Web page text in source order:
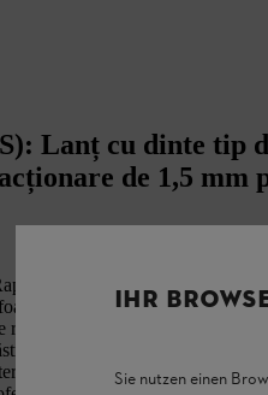
Lanț cu dinte tip
de 1,5 mm
Super (RS) de 3/8" este
mare de străpungere și
vă ajută să ghidați
profesional Rapid Super
printr-o calitate ridicată
IHR
Sie nutzen einen